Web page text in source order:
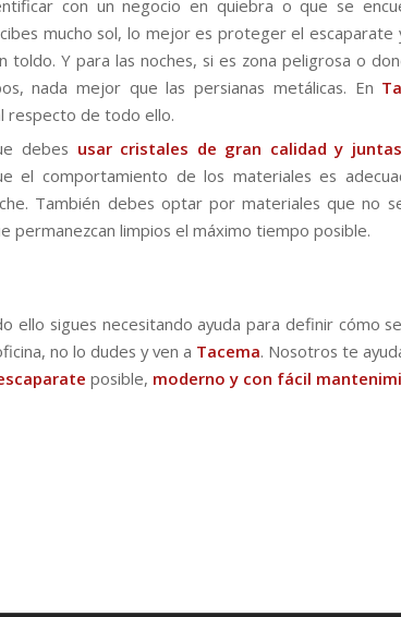
con un negocio en quiebra o que se
mucho sol, lo mejor es proteger el
toldo. Y para las noches, si es zona peligrosa o
nada mejor que las persianas metálicas. En
respecto de todo ello.
debes usar cristales de gran calidad y
el comportamiento de los materiales es
También debes optar por materiales que no
permanezcan limpios el máximo tiempo posible.
ello sigues necesitando ayuda para definir cómo
no lo dudes y ven a Tacema. Nosotros te
posible, moderno y con fácil